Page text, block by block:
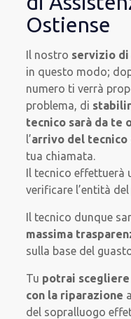
Ostiense
Il nostro servizio di
in questo modo;
numero ti verrà
problema, di
tecnico sarà da te
l’arrivo del tecnico
tua chiamata.
Il tecnico effettuerà
verificare l’entità
Il tecnico dunque
massima
sulla base del
Tu potrai
con la riparazione
del sopralluogo